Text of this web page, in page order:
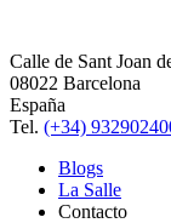
Calle de Sant Joan
08022 Barcelona
España
Tel. (+34)
Blogs
La Salle
Contacto